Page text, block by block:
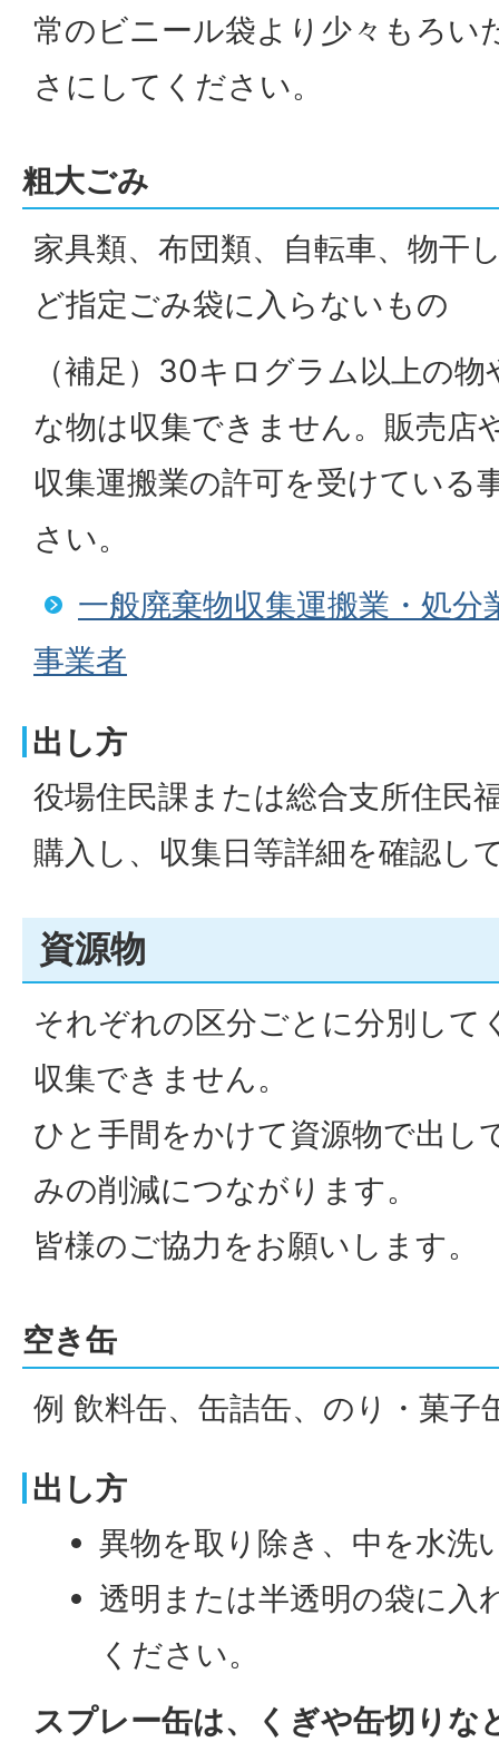
常のビニール袋より少々もろい
さにしてください。
粗大ごみ
家具類、布団類、自転車、物干
ど指定ごみ袋に入らないもの
（補足）30キログラム以上の
な物は収集できません。販売店
収集運搬業の許可を受けている
さい。
一般廃棄物収集運搬業・処分
事業者
出し方
役場住民課または総合支所住民
購入し、収集日等詳細を確認し
資源物
それぞれの区分ごとに分別して
収集できません。
ひと手間をかけて資源物で出し
みの削減につながります。
皆様のご協力をお願いします。
空き缶
例 飲料缶、缶詰缶、のり・菓子
出し方
異物を取り除き、中を水洗
透明または半透明の袋に入
ください。
スプレー缶は、くぎや缶切りな